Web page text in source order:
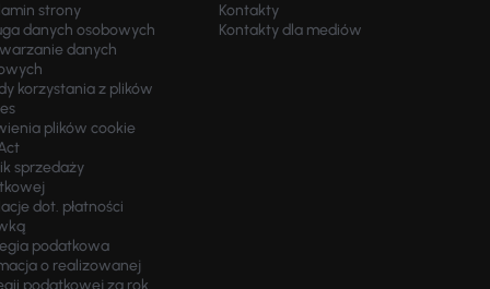
strony
danych osobowych
danych
korzystania z plików
plików cookie
sprzedaży
dot. płatności
podatkowa
o realizowanej
podatkowej za rok
Kontakty
Kontakty dla mediów